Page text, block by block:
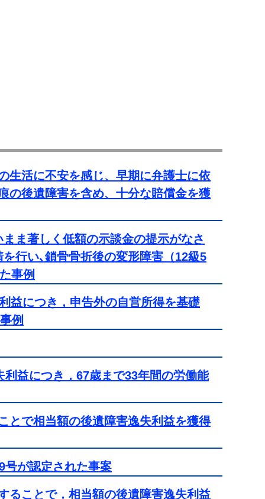
生活に不安を感じ、早期に弁護士に依
の後遺障害を含め、十分な賠償金を獲
ま著しく低額の示談金の提示がなさ
行い､鎖骨骨折後の変形障害（12級5
事例
益につき，申告外の自営所得を基礎
例
益につき，67歳まで33年間の労働能
とで相当額の後遺障害逸失利益を獲得
号が認定された事案
ることで，相当額の後遺障害逸失利益